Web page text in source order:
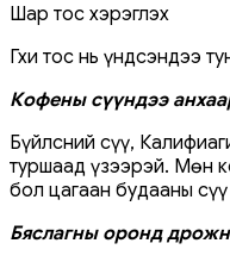
Шар тос хэрэглэх
Гхи тос нь үндсэндээ
Кофены сүүндээ
Бүйлсний сүү,
туршаад үзээрэй. Мөн
бол цагаан будааны
Бяслагны оронд